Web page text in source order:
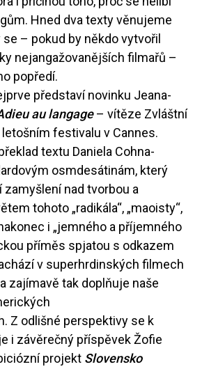
Hned dva texty věnujeme
– pokud by někdo vytvořil
nejangažovanějších filmařů –
popředí.
představí novinku Jeana-
au langage– vítěze Zvláštní
festivalu v Cannes.
textu Daniela Cohna-
osmdesátinám, který
zamyšlení nad tvorbou a
tohoto „radikála“, „maoisty“,
i „jemného a příjemného
příměs spjatou s odkazem
v superhrdinských filmech
zajímavě tak doplňuje naše
Z odlišné perspektivy se k
i závěrečný příspěvek Žofie
projekt Slovensko